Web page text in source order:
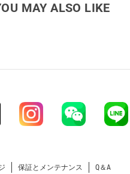
MAY ALSO LIKE
保証とメンテナンス Q＆A